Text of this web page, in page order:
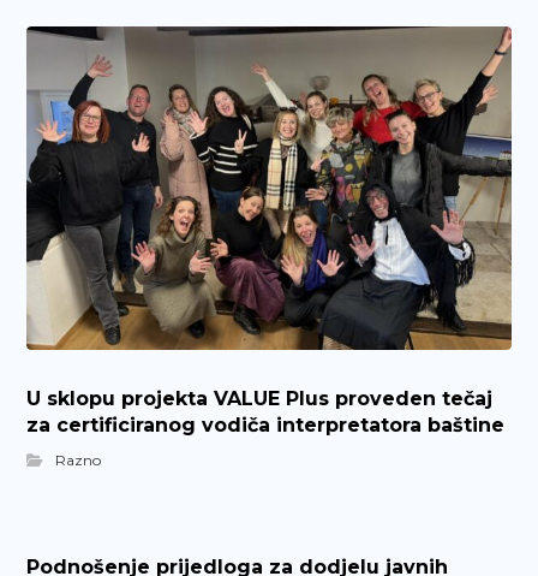
U sklopu projekta VALUE Plus proveden tečaj
za certificiranog vodiča interpretatora baštine
Razno
Podnošenje prijedloga za dodjelu javnih